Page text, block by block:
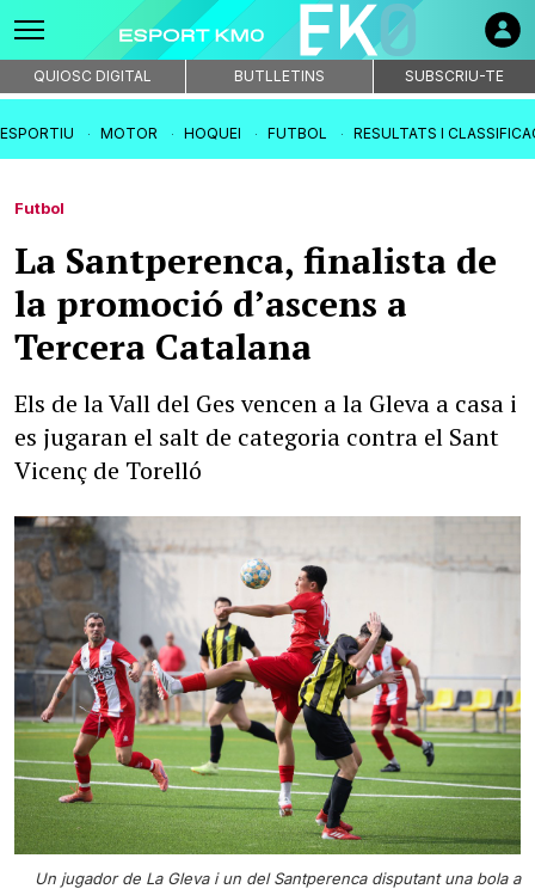
QUIOSC DIGITAL BUTLLETINS SUBSCRIU-TE
MOTOR HOQUEI FUTBOL RESULTATS I
Futbol
La Santperenca, finalista de
la promoció d’ascens a
Tercera Catalana
Els de la Vall del Ges vencen a la Gleva a casa i
es jugaran el salt de categoria contra el Sant
Vicenç de Torelló
Un jugador de La Gleva i un del Santperenca disputant una bola a